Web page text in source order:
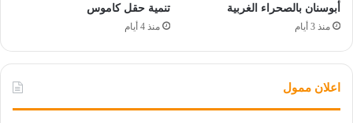
أبوسنان بالصحراء الغربية
منذ 3 أيام
تنمية حقل كاموس
منذ 4 أيام
اعلان ممول